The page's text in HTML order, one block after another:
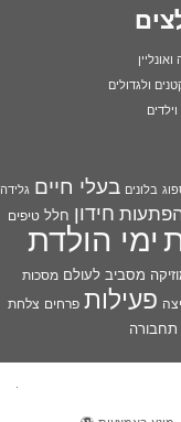
ולגדולים
בלונים בעלי חיים גלידה
חידון חלל טיפיםימי הולדת
מסביב לעולם מסכות
פעילות פרחים צלחת
תחבורה
·